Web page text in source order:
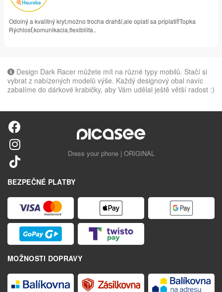
Odolný a kvalitný kryt,možno trocha drahší,ale oplatí sa priplatiť!Topka
Rýchlosť,komunikacia,flexibilita..
Design Dark Racer můžete mít na různé typy mobilů. Stačí si
vybrat z nabízených modelů výše. Každý designový obal navíc
zabalíme do dárkové krabičky, aby Vám udělal ještě větší radost :)
Dress your phone | ORIGINAL
BEZPEČNÉ PLATBY
MOŽNOSTI DOPRAVY